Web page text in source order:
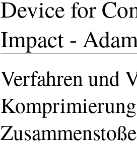
Device for
Impact -
Navigation
Suche
Verfahren und